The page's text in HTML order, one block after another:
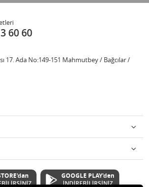
60 60
17. Ada No:149-151 Mahmutbey / Bağcılar /
GOOGLE PLAY'den
İNDİREBİLİRSİNİZ